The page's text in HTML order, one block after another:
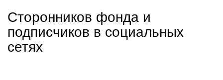
Сторонников фонда и
подписчиков в социальных
сетях